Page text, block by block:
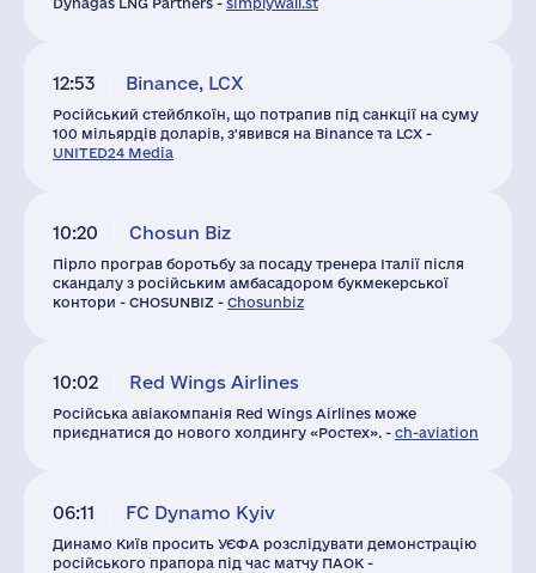
12:53 Binance, LCX
Російський стейблкоїн, що потрапив під санкції на суму
100 мільярдів доларів, з'явився на Binance та LCX -
UNITED24 Media
10:20 Chosun Biz
Пірло програв боротьбу за посаду тренера Італії після
скандалу з російським амбасадором букмекерської
контори - CHOSUNBIZ - Chosunbiz
10:02 Red Wings Airlines
Російська авіакомпанія Red Wings Airlines може
приєднатися до нового холдингу «Ростех». - ch-aviation
06:11 FC Dynamo Kyiv
Динамо Київ просить УЄФА розслідувати демонстрацію
російського прапора під час матчу ПАОК -